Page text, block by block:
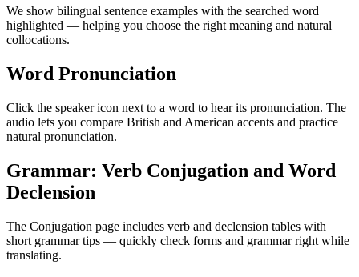
We show bilingual sentence examples with the searched word
highlighted — helping you choose the right meaning and natural
collocations.
Word Pronunciation
Click the speaker icon next to a word to hear its pronunciation. The
audio lets you compare British and American accents and practice
natural pronunciation.
Grammar: Verb Conjugation and Word
Declension
The Conjugation page includes verb and declension tables with
short grammar tips — quickly check forms and grammar right while
translating.